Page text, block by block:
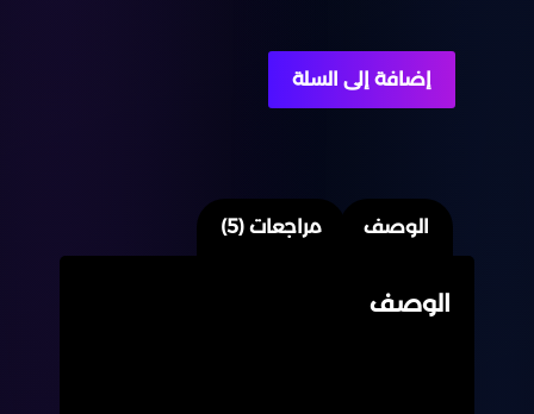
إضافة إلى السلة
الوصف مراجعات (5)
الوصف